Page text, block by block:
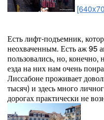
Есть лифт-подъемник,
неохваченным. Есть аж 95
пользовались, но, конечно,
езда на них нам очень
Лиссабоне проживает
тысяч) и здесь много
дорогах практически не